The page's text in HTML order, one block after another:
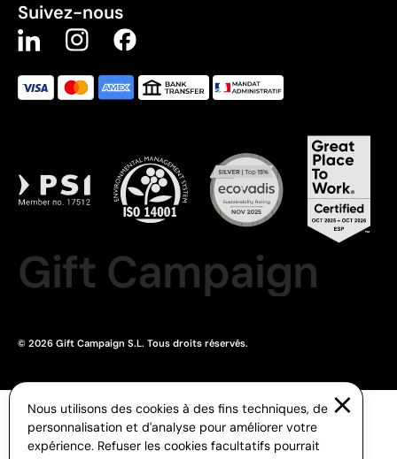
Suivez-nous
Gift Campaign
© 2026 Gift Campaign S.L. Tous droits réservés.
Nous utilisons des cookies à des fins techniques, de
personnalisation et d'analyse pour améliorer votre
expérience. Refuser les cookies facultatifs pourrait